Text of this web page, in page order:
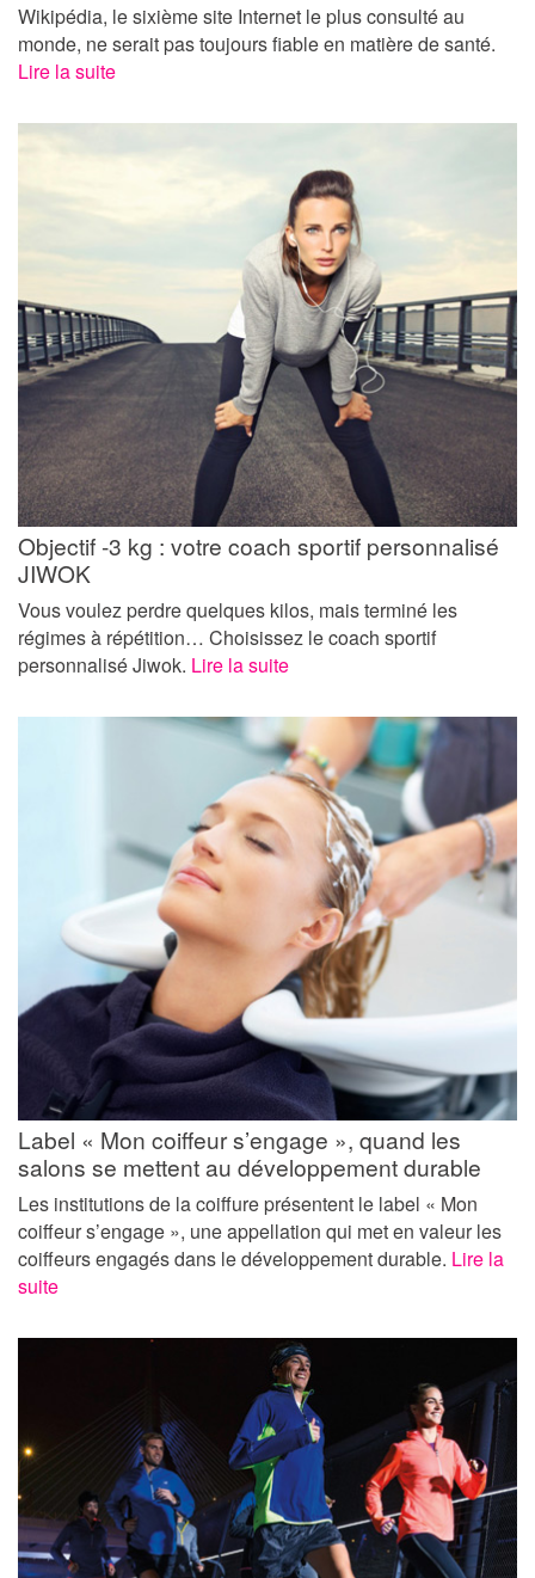
Wikipédia, le sixième site Internet le plus consulté au
monde, ne serait pas toujours fiable en matière de santé.
Lire la suite
Objectif -3 kg : votre coach sportif personnalisé
JIWOK
Vous voulez perdre quelques kilos, mais terminé les
régimes à répétition… Choisissez le coach sportif
personnalisé Jiwok. Lire la suite
Label « Mon coiffeur s’engage », quand les
salons se mettent au développement durable
Les institutions de la coiffure présentent le label « Mon
coiffeur s’engage », une appellation qui met en valeur les
coiffeurs engagés dans le développement durable. Lire la
suite